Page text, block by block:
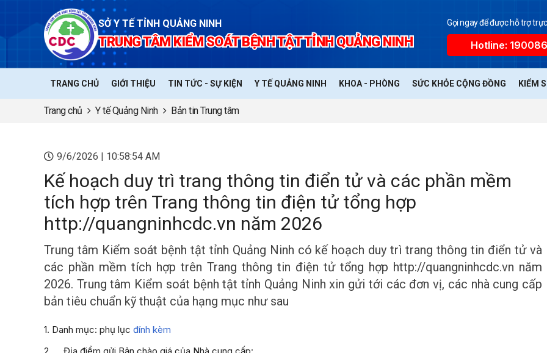
SỞ Y TẾ TỈNH QUẢNG NINH
TRUNG TÂM KIỂM SOÁT BỆNH TẬT TỈNH QUẢNG NINH
Gọi ngay để được hỗ trợ
Hotline:
TRANG CHỦ GIỚI THIỆU TIN TỨC - SỰ KIỆN Y TẾ QUẢNG NINH KHOA - PHÒNG SỨC KHỎE CỘNG ĐỒNG KIỂM
Trang chủ Y tế Quảng Ninh Bản tin Trung tâm
9/6/2026 | 10:58:54 AM
Kế hoạch duy trì trang thông tin điển tử và các phần mềm
tích hợp trên Trang thông tin điện tử tổng hợp
http://quangninhcdc.vn năm 2026
Trung tâm Kiểm soát bệnh tật tỉnh Quảng Ninh có kế hoạch duy trì trang thông tin điển tử và
các phần mềm tích hợp trên Trang thông tin điện tử tổng hợp http://quangninhcdc.vn năm
2026. Trung tâm Kiểm soát bệnh tật tỉnh Quảng Ninh xin gửi tới các đơn vị, các nhà cung cấp
bản tiêu chuẩn kỹ thuật của hạng mục như sau
1. Danh mục: phụ lục đính kèm